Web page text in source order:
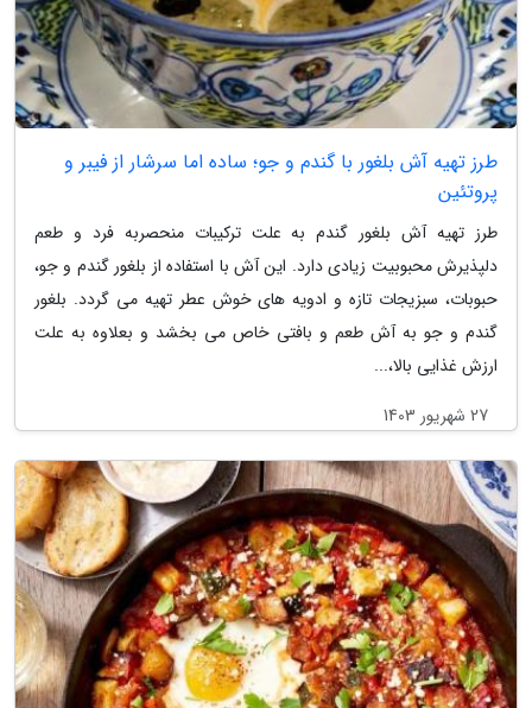
طرز تهیه آش بلغور با گندم و جو؛ ساده اما سرشار از فیبر و
پروتئین
طرز تهیه آش بلغور گندم به علت ترکیبات منحصربه فرد و طعم
دلپذیرش محبوبیت زیادی دارد. این آش با استفاده از بلغور گندم و جو،
حبوبات، سبزیجات تازه و ادویه های خوش عطر تهیه می گردد. بلغور
گندم و جو به آش طعم و بافتی خاص می بخشد و بعلاوه به علت
ارزش غذایی بالا،...
27 شهریور 1403